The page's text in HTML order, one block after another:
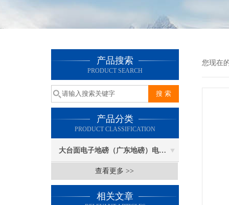
产品搜索
PRODUCT SEARCH
产品分类
PRODUCT CLASSIFICATION
大台面电子地磅（广东地磅）电子汽车衡
查看更多 >>
相关文章
您现在